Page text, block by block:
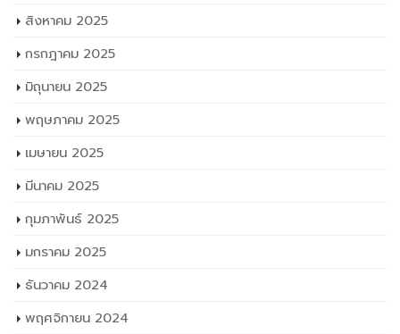
สิงหาคม 2025
กรกฎาคม 2025
มิถุนายน 2025
พฤษภาคม 2025
เมษายน 2025
มีนาคม 2025
กุมภาพันธ์ 2025
มกราคม 2025
ธันวาคม 2024
พฤศจิกายน 2024